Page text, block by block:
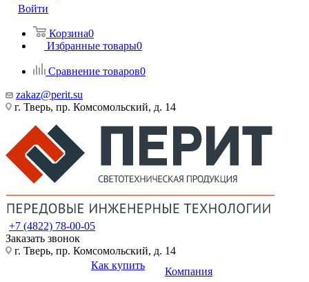
Войти
Корзина0
Избранные товары0
Сравнение товаров0
zakaz@perit.su
г. Тверь, пр. Комсомольский, д. 14
+7 (4822) 78-00-05
Заказать звонок
г. Тверь, пр. Комсомольский, д. 14
Как купить
Компания